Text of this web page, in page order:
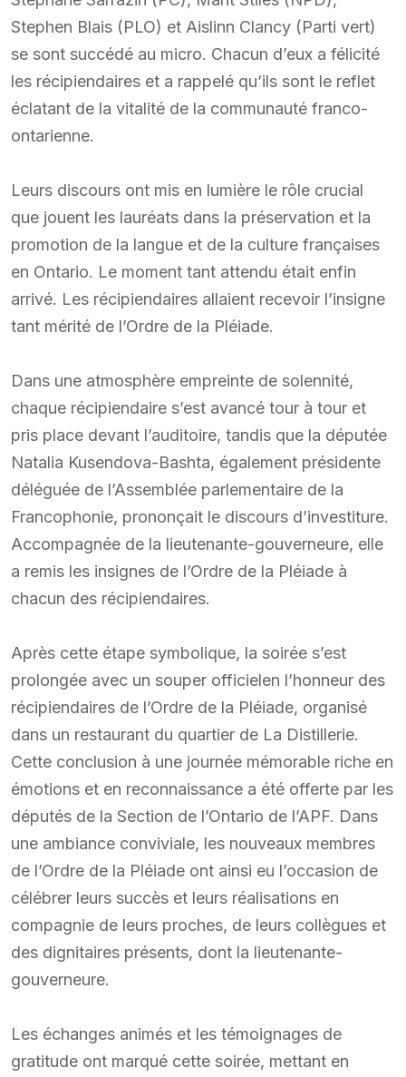
Stephen Blais (PLO) et Aislinn Clancy (Parti vert)
se sont succédé au micro. Chacun d’eux a félicité
les récipiendaires et a rappelé qu’ils sont le reflet
éclatant de la vitalité de la communauté franco-
ontarienne.
Leurs discours ont mis en lumière le rôle crucial
que jouent les lauréats dans la préservation et la
promotion de la langue et de la culture françaises
en Ontario. Le moment tant attendu était enfin
arrivé. Les récipiendaires allaient recevoir l’insigne
tant mérité de l’Ordre de la Pléiade.
Dans une atmosphère empreinte de solennité,
chaque récipiendaire s’est avancé tour à tour et
pris place devant l’auditoire, tandis que la députée
Natalia Kusendova-Bashta, également présidente
déléguée de l’Assemblée parlementaire de la
Francophonie, prononçait le discours d’investiture.
Accompagnée de la lieutenante-gouverneure, elle
a remis les insignes de l’Ordre de la Pléiade à
chacun des récipiendaires.
Après cette étape symbolique, la soirée s’est
prolongée avec un souper officielen l’honneur des
récipiendaires de l’Ordre de la Pléiade, organisé
dans un restaurant du quartier de La Distillerie.
Cette conclusion à une journée mémorable riche en
émotions et en reconnaissance a été offerte par les
députés de la Section de l’Ontario de l’APF. Dans
une ambiance conviviale, les nouveaux membres
de l’Ordre de la Pléiade ont ainsi eu l’occasion de
célébrer leurs succès et leurs réalisations en
compagnie de leurs proches, de leurs collègues et
des dignitaires présents, dont la lieutenante-
gouverneure.
Les échanges animés et les témoignages de
gratitude ont marqué cette soirée, mettant en